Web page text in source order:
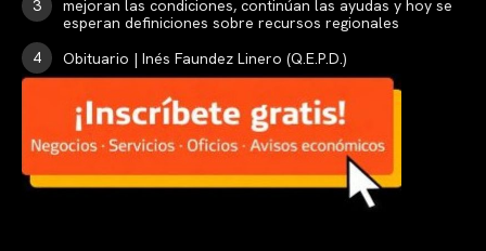
mejoran las condiciones, continúan las ayudas y hoy se
esperan definiciones sobre recursos regionales
Obituario | Inés Faundez Linero (Q.E.P.D.)